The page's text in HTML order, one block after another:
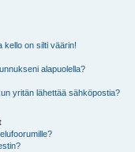
kello on silti väärin!
alapuolella?
yritän lähettää sähköpostia?